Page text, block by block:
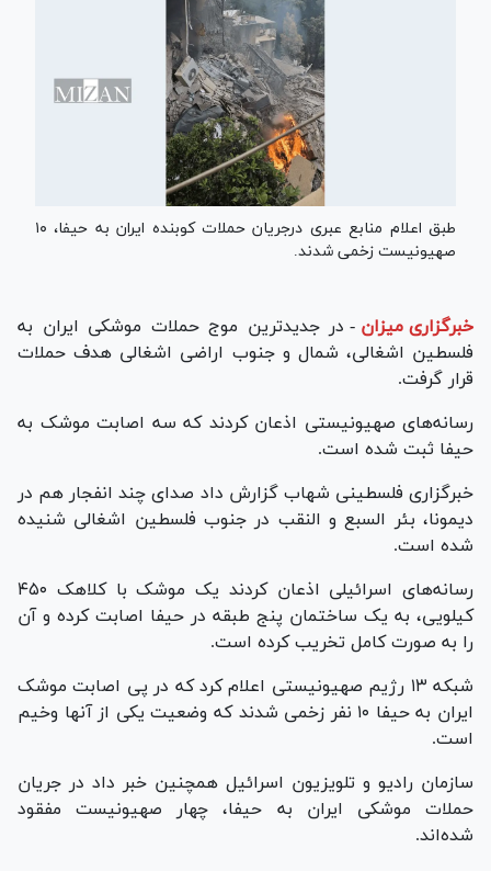
طبق اعلام منابع عبری درجریان حملات کوبنده ایران به حیفا، ۱۰
صهیونیست زخمی شدند.
خبرگزاری میزان - در جدیدترین موج حملات موشکی ایران به
فلسطین اشغالی، شمال و جنوب اراضی اشغالی هدف حملات
قرار گرفت.
رسانه‌های صهیونیستی اذعان کردند که سه اصابت موشک به
حیفا ثبت شده است.
خبرگزاری فلسطینی شهاب گزارش داد صدای چند انفجار هم در
دیمونا، بئر السبع و النقب در جنوب فلسطین اشغالی شنیده
شده است.
رسانه‌های اسرائیلی اذعان کردند یک موشک با کلاهک ۴۵۰
کیلویی، به یک ساختمان پنج طبقه در حیفا اصابت کرده و آن
را به صورت کامل تخریب کرده است.
شبکه ۱۳ رژیم صهیونیستی اعلام کرد که در پی اصابت موشک
ایران به حیفا ۱۰ نفر زخمی شدند که وضعیت یکی از آنها وخیم
است.
سازمان رادیو و تلویزیون اسرائیل همچنین خبر داد در جریان
حملات موشکی ایران به حیفا، چهار صهیونیست مفقود
شده‌اند.